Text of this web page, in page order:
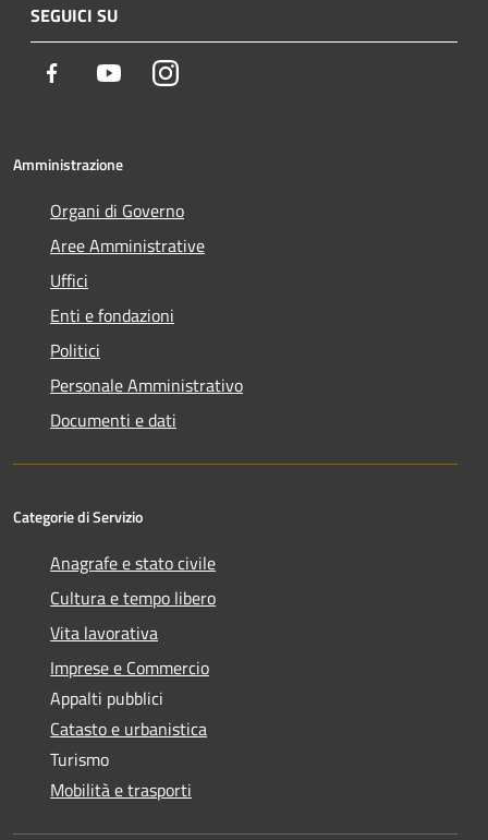
SEGUICI SU
Facebook YoutubeInstagram
Amministrazione
Organi di Governo
Aree Amministrative
Uffici
Enti e fondazioni
Politici
Personale Amministrativo
Documenti e dati
Categorie di Servizio
Anagrafe e stato civile
Cultura e tempo libero
Vita lavorativa
Imprese e Commercio
Appalti pubblici
Catasto e urbanistica
Turismo
Mobilità e trasporti